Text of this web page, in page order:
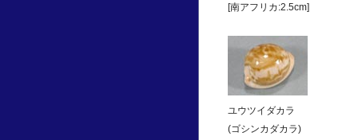
[南アフリカ:2.5cm]
ユウツイダカラ
(ゴシンカダカラ)